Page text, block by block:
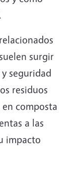
surgir
seguridad
residuos
composta
a las
impacto